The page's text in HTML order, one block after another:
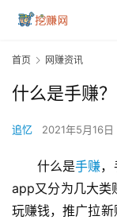
首页 网赚资讯
什么是手赚
追忆 2021年5月16日
什么是手赚
app又分为几大类
玩赚钱，推广拉新